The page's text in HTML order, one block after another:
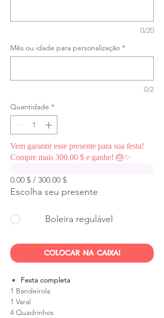
0/20
Mês ou idade para personalização *
0/2
Quantidade *
Vem garantir esse presente para sua festa!
Compre mais 300.00 $ e ganhe! 🎂✨
0.00 $ / 300.00 $
Escolha seu presente
Boleira regulável
COLOCAR NA CAIXA!
Festa completa
1 Bandeirola
1 Varal
4 Quadrinhos